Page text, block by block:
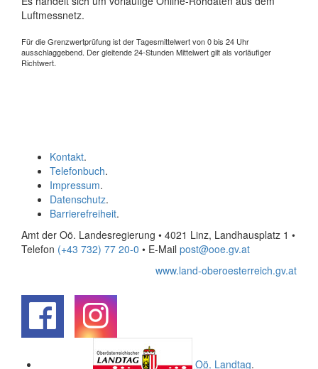
Luftmessnetz.
Für die Grenzwertprüfung ist der Tagesmittelwert von 0 bis 24 Uhr
ausschlaggebend. Der gleitende 24-Stunden Mittelwert gilt als vorläufiger
Richtwert.
Kontakt.
Telefonbuch.
Impressum.
Datenschutz.
Barrierefreiheit.
Amt der Oö. Landesregierung • 4021 Linz, Landhausplatz 1 •
Telefon (+43 732) 77 20-0 • E-Mail post@ooe.gv.at
www.land-oberoesterreich.gv.at
Oö. Landtag.